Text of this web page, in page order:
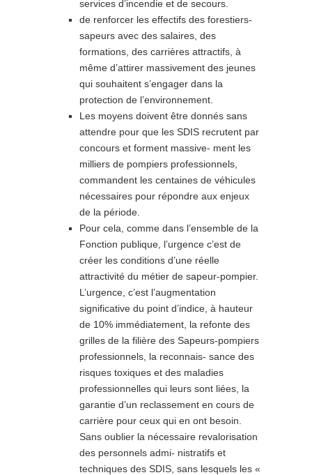
services d’incendie et de secours.
de renforcer les effectifs des forestiers-
sapeurs avec des salaires, des
formations, des carrières attractifs, à
même d’attirer massivement des jeunes
qui souhaitent s’engager dans la
protection de l’environnement.
Les moyens doivent être donnés sans
attendre pour que les SDIS recrutent par
concours et forment massive- ment les
milliers de pompiers professionnels,
commandent les centaines de véhicules
nécessaires pour répondre aux enjeux
de la période.
Pour cela, comme dans l’ensemble de la
Fonction publique, l’urgence c’est de
créer les conditions d’une réelle
attractivité du métier de sapeur-pompier.
L’urgence, c’est l’augmentation
significative du point d’indice, à hauteur
de 10% immédiatement, la refonte des
grilles de la filière des Sapeurs-pompiers
professionnels, la reconnais- sance des
risques toxiques et des maladies
professionnelles qui leurs sont liées, la
garantie d’un reclassement en cours de
carrière pour ceux qui en ont besoin.
Sans oublier la nécessaire revalorisation
des personnels admi- nistratifs et
techniques des SDIS, sans lesquels les «